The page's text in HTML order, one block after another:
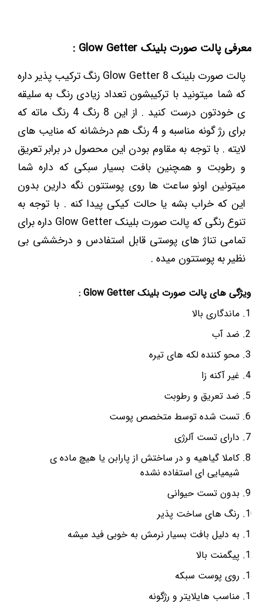
معرفی پالت صورت بلینک Glow Getter :
پالت صورت بلینک Glow Getter 8 رنگ ترکیب پذیر داره
که شما میتونید با ترکیبشون تعداد زیادی رنگ به سلیقه
ی خودتون درست کنید . از این 8 رنگ 4 رنگ ماته که
برای رژ گونه مناسبه و 4 رنگ هم درخشانه که منایب های
لایته . با توجه به مقاوم بودن این محصول در برابر تعریق
و رطوبت و همچنین بافت بسیار سبکی که داره شما
میتونین اونو ساعت ها روی پوستتون نگه دارین بدون
این که خراب بشه یا حالت کیکی پیدا کنه . با توجه به
تنوع رنگی که پالت صورت بلینک Glow Getter داره برای
تمامی تناژ های پوستی قابل استفادس و درخششی بی
نظیر به پوستتون میده .
ویژگی های پالت صورت بلینک Glow Getter :
ماندگاری بالا
ضد آب
محو کننده لکه های تیره
غیر آکنه زا
ضد تعریق و رطوبت
تست شده توسط متخصص پوست
دارای تست آلرژی
کاملا گیاهیه و در ساختش از پارابن یا هیچ ماده ی
شیمیایی ای استفاده نشده
بدون تست حیوانی
رنگ های ساخت پذیر
به دلیل بافت بسیار نرمش به خوبی فید میشه
پیگمنت بالا
روی پوست سبکه
مناسب هایلایتر و رژگونه